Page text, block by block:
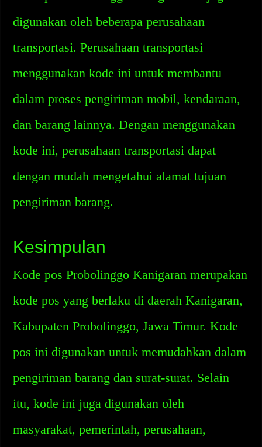
digunakan oleh beberapa perusahaan
transportasi. Perusahaan transportasi
menggunakan kode ini untuk membantu
dalam proses pengiriman mobil, kendaraan,
dan barang lainnya. Dengan menggunakan
kode ini, perusahaan transportasi dapat
dengan mudah mengetahui alamat tujuan
pengiriman barang.
Kesimpulan
Kode pos Probolinggo Kanigaran merupakan
kode pos yang berlaku di daerah Kanigaran,
Kabupaten Probolinggo, Jawa Timur. Kode
pos ini digunakan untuk memudahkan dalam
pengiriman barang dan surat-surat. Selain
itu, kode ini juga digunakan oleh
masyarakat, pemerintah, perusahaan,